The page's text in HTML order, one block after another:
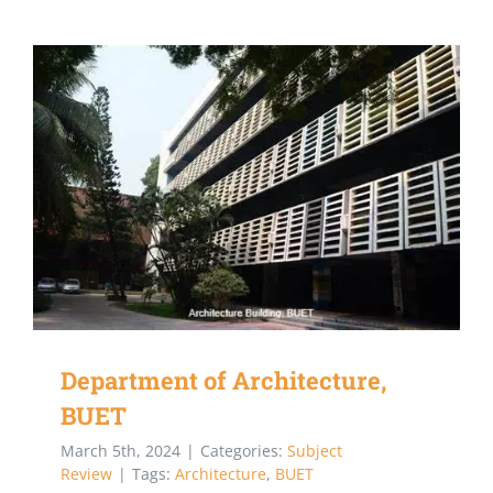
Department of Architecture, BUET
Department of Architecture,
BUET
March 5th, 2024 | Categories: Subject
Review | Tags: Architecture, BUET